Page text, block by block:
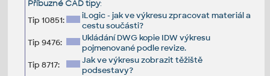
Příbuzné CAD tipy:
Tip 10851:
iLogic - jak ve výkresu zpracovat materiál a
cestu součásti?
Tip 9476:
Ukládání DWG kopie IDW výkresu
pojmenované podle revize.
Tip 8717:
Jak ve výkresu zobrazit těžiště
podsestavy?